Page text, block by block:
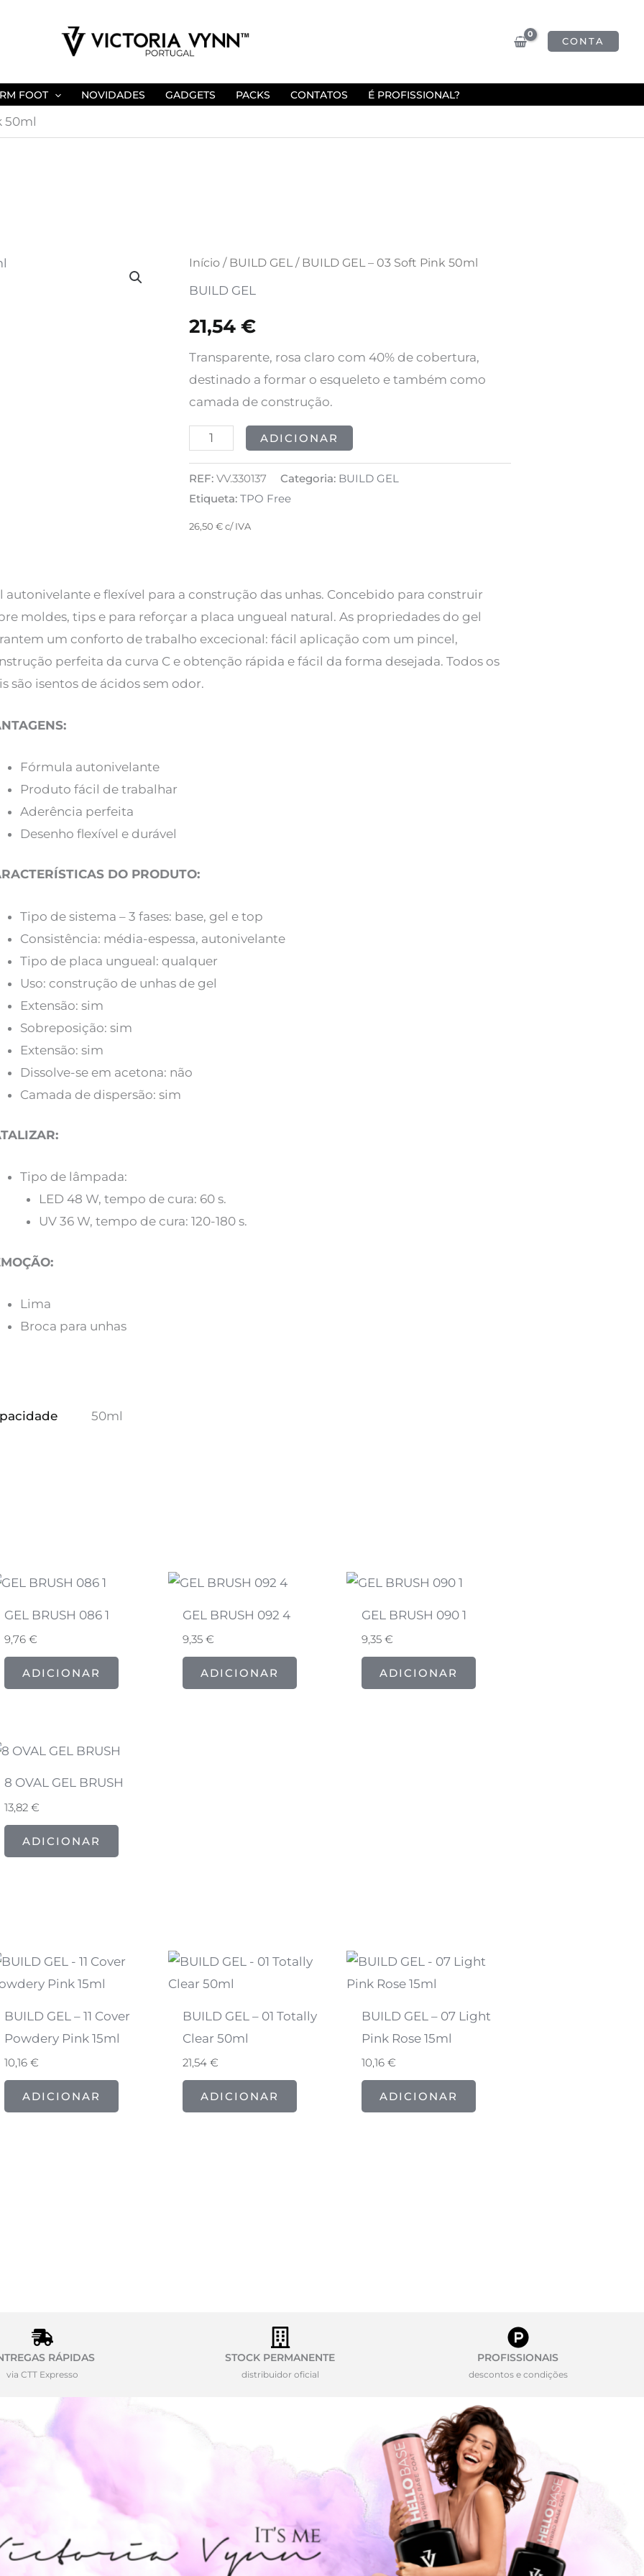
CONTA
FOOT NOVIDADES GADGETS PACKS CONTATOS É PROFISSIONAL?
50ml
Início/ BUILD GEL/ BUILD GEL – 03 Soft Pink 50ml
BUILD GEL
21,54 €
Transparente, rosa claro com 40% de cobertura,
destinado a formar o esqueleto e também como
camada de construção.
Quantidade
de
GEL
-
03
Soft
50ml
ADICIONAR
REF: VV.330137 Categoria: BUILD GEL
Etiqueta: TPO Free
26,50 €c/ IVA
autonivelante e flexível para a construção das unhas. Concebido para construir
moldes, tips e para reforçar a placa ungueal natural. As propriedades do gel
um conforto de trabalho excecional: fácil aplicação com um pincel,
perfeita da curva C e obtenção rápida e fácil da forma desejada. Todos os
são isentos de ácidos sem odor.
Fórmula autonivelante
Produto fácil de trabalhar
Aderência perfeita
Desenho flexível e durável
DO PRODUTO:
Tipo de sistema – 3 fases: base, gel e top
Consistência: média-espessa, autonivelante
Tipo de placa ungueal: qualquer
Uso: construção de unhas de gel
Extensão: sim
Sobreposição: sim
Extensão: sim
Dissolve-se em acetona: não
Camada de dispersão: sim
Tipo de lâmpada:
LED 48 W, tempo de cura: 60 s.
UV 36 W, tempo de cura: 120-180 s.
Lima
Broca para unhas
50ml
GEL BRUSH 086 1
9,76€
ADICIONAR
GEL BRUSH 092 4
9,35€
ADICIONAR
GEL BRUSH 090 1
9,35 €
ADICIONAR
8 OVAL GEL BRUSH
13,82€
ADICIONAR
BUILD GEL – 11 Cover
Powdery Pink 15ml
10,16€
ADICIONAR
BUILD GEL – 01 Totally
Clear 50ml
21,54€
ADICIONAR
BUILD GEL – 07 Light
Pink Rose 15ml
10,16 €
ADICIONAR
RÁPIDAS
via CTT Expresso
STOCK PERMANENTE
distribuidor oficial
PROFISSIONAIS
descontos e condições